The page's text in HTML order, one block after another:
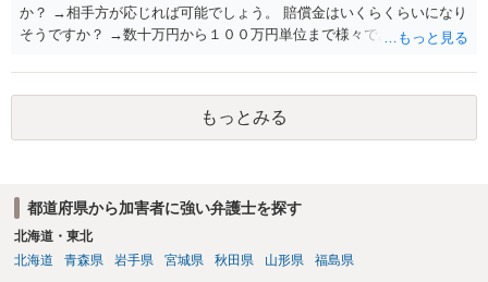
婦関係は良好なのか、あなたが夫へ嘘をついたのか等）がよくわから
ないところがあり、実際にどのような対応がベターなのかを正確に検
で弁護士へ直接相談するべきでしょう。
か？ →相手方が応じれば可能でしょう。 賠償金はいくらくらいになり
そうですか？ →数十万円から１００万円単位まで様々であり、不明で
渉が行われ、双方合意に至れば支払が開始され、決裂して相手方が訴
訟提起を選択すれば訴訟の中で解決がなされる流れが通常です。
もっとみる
都道府県から加害者に強い弁護士を探す
北海道・東北
北海道
青森県 岩手県 宮城県 秋田県 山形県 福島県